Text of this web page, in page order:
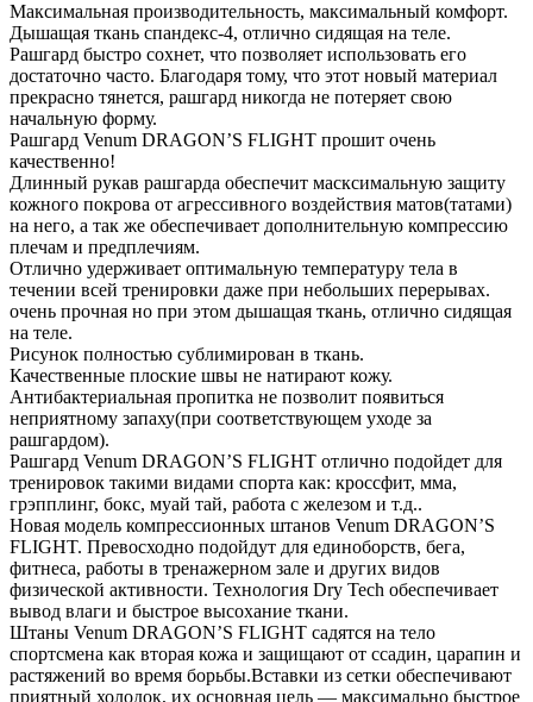
Venum
Максимальная производительность, максимальный комфорт.
Дышащая ткань спандекс-4, отлично сидящая на теле.
Рашгард быстро сохнет, что позволяет использовать его
достаточно часто. Благодаря тому, что этот новый материал
прекрасно тянется, рашгард никогда не потеряет свою
начальную форму.
Рашгард Venum DRAGON’S FLIGHT прошит очень
качественно!
Длинный рукав рашгарда обеспечит масксимальную защиту
кожного покрова от агрессивного воздействия матов(татами)
на него, а так же обеспечивает дополнительную компрессию
плечам и предплечиям.
Отлично удерживает оптимальную температуру тела в
течении всей тренировки даже при небольших перерывах.
очень прочная но при этом дышащая ткань, отлично сидящая
на теле.
Рисунок полностью сублимирован в ткань.
Качественные плоские швы не натирают кожу.
Антибактериальная пропитка не позволит появиться
неприятному запаху(при соответствующем уходе за
рашгардом).
Рашгард Venum DRAGON’S FLIGHT отлично подойдет для
тренировок такими видами спорта как: кроссфит, мма,
грэпплинг, бокс, муай тай, работа с железом и т.д..
Новая модель компрессионных штанов Venum DRAGON’S
FLIGHT. Превосходно подойдут для единоборств, бега,
фитнеса, работы в тренажерном зале и других видов
физической активности. Технология Dry Tech обеспечивает
вывод влаги и быстрое высохание ткани.
Штаны Venum DRAGON’S FLIGHT садятся на тело
спортсмена как вторая кожа и защищают от ссадин, царапин и
растяжений во время борьбы.Вставки из сетки обеспечивают
приятный холодок, их основная цель — максимально быстрое